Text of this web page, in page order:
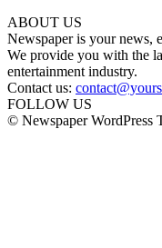
ABOUT US
Newspaper is your news,
We provide you with the
entertainment industry.
Contact us:
FOLLOW US
© Newspaper WordPress